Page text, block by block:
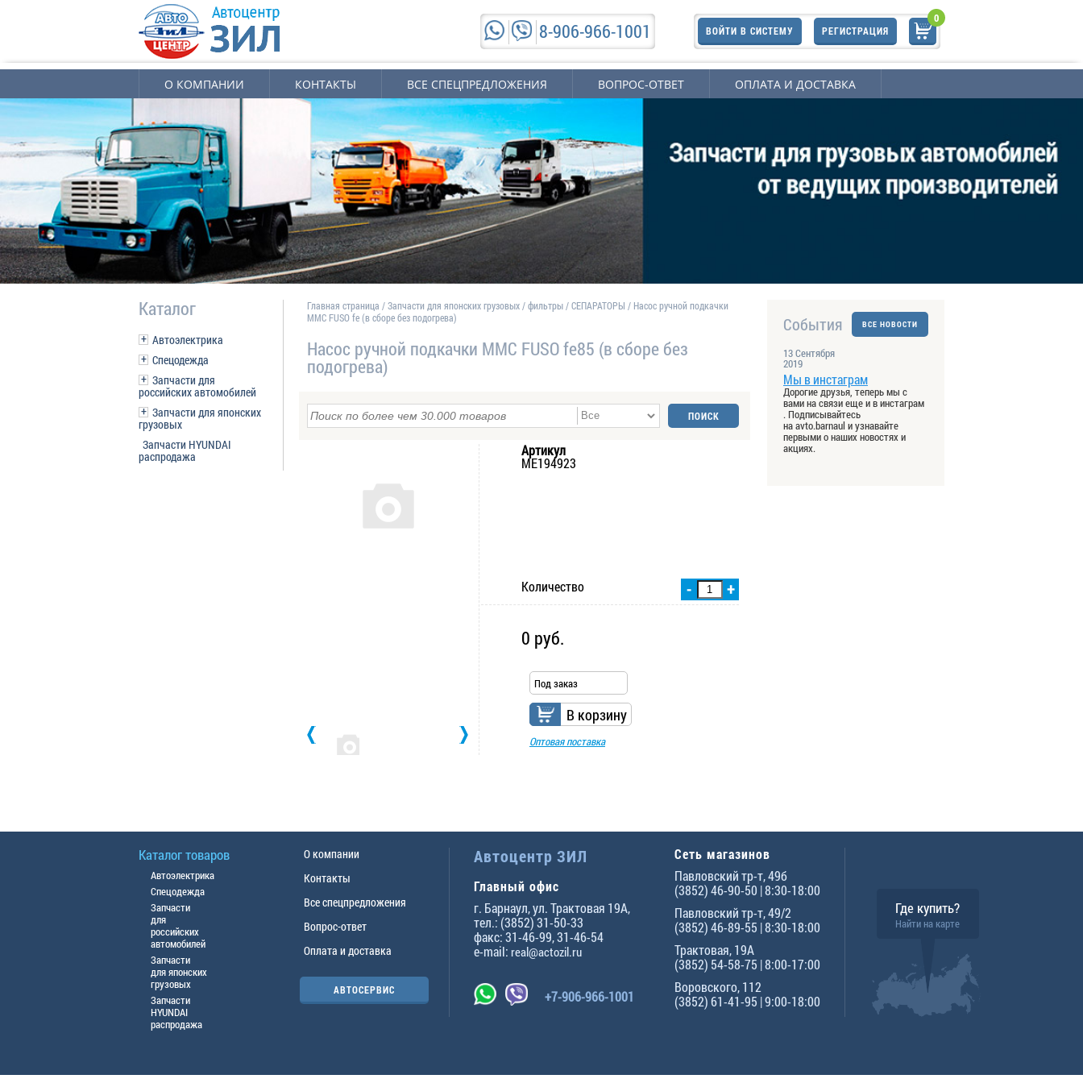
8-906-966-1001
0
ВОЙТИ В СИСТЕМУ РЕГИСТРАЦИЯ
О КОМПАНИИ КОНТАКТЫ ВСЕ СПЕЦПРЕДЛОЖЕНИЯ ВОПРОС-ОТВЕТ ОПЛАТА И ДОСТАВКА
Каталог
Автоэлектрика
Спецодежда
Запчасти для
российских автомобилей
Запчасти для японских
грузовых
Запчасти HYUNDAI
распродажа
ВСЕ НОВОСТИ
События
13 Сентября
2019
Мы в инстаграм
Дорогие друзья, теперь мы с
вами на связи еще и в инстаграм
. Подписывайтесь
на avto.barnaul и узнавайте
первыми о наших новостях и
акциях.
Главная страница /Запчасти для японских грузовых/фильтры/СЕПАРАТОРЫ / Насос ручной подкачки
MMC FUSO fe (в сборе без подогрева)
Насос ручной подкачки MMC FUSO fe85 (в сборе без
подогрева)
Артикул
ME194923
+
-
Количество
0 руб.
Под заказ
В корзину
Оптовая поставка
Каталог товаров
Автоэлектрика
Спецодежда
Запчасти
для
российских
автомобилей
Запчасти
для японских
грузовых
Запчасти
HYUNDAI
распродажа
О компании
Контакты
Все спецпредложения
Вопрос-ответ
Оплата и доставка
АВТОСЕРВИС
Автоцентр ЗИЛ
Главный офис
г. Барнаул,ул. Трактовая 19А,
тел.: (3852) 31-50-33
факс:31-46-99,31-46-54
e-mail: real@actozil.ru
+7-906-966-1001
Сеть магазинов
Павловский тр-т, 49б
(3852) 46-90-50 | 8:30-18:00
Павловский тр-т, 49/2
(3852) 46-89-55 | 8:30-18:00
Трактовая, 19А
(3852) 54-58-75 | 8:00-17:00
Воровского, 112
(3852) 61-41-95 | 9:00-18:00
Где купить?
Найти на карте